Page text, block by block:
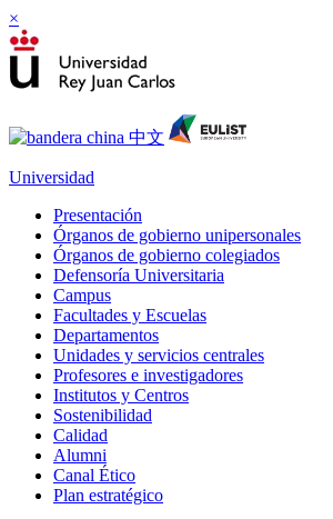
×
Universidad
Presentación
Órganos de gobierno unipersonales
Órganos de gobierno colegiados
Defensoría Universitaria
Campus
Facultades y Escuelas
Departamentos
Unidades y servicios centrales
Profesores e investigadores
Institutos y Centros
Sostenibilidad
Calidad
Alumni
Canal Ético
Plan estratégico